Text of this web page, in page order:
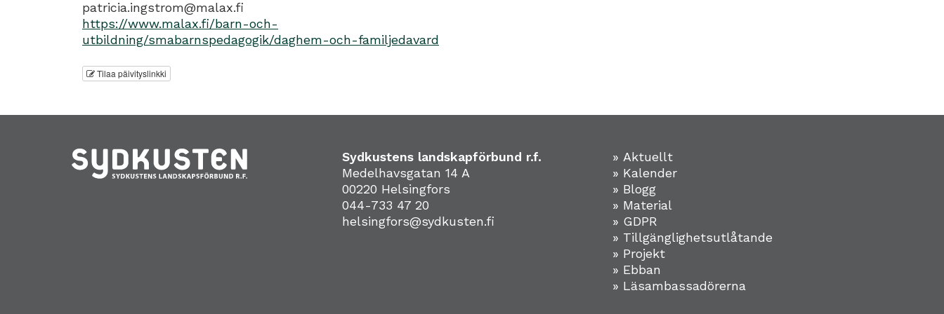
patricia.ingstrom@malax.fi
https://www.malax.fi/barn-och-
utbildning/smabarnspedagogik/daghem-och-familjedavard
Tilaa päivityslinkki
Sydkustens landskapförbund r.f.
Medelhavsgatan 14 A
00220 Helsingfors
044-733 47 20
helsingfors@sydkusten.fi
» Aktuellt
» Kalender
» Blogg
» Material
» GDPR
» Tillgänglighetsutlåtande
» Projekt
» Ebban
» Läsambassadörerna